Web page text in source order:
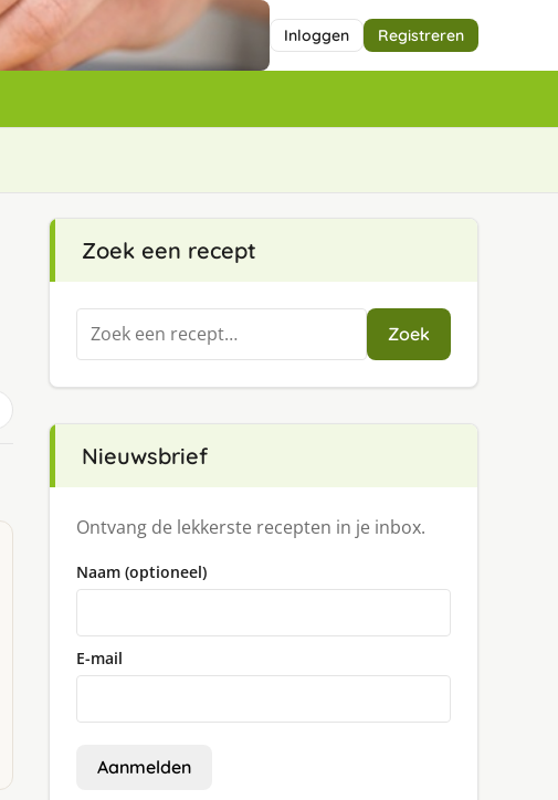
Inloggen Registreren
Zoek een recept
Zoeken
naar:
Zoek
Nieuwsbrief
Ontvang de lekkerste recepten in je inbox.
Naam (optioneel)
E-mail
Aanmelden